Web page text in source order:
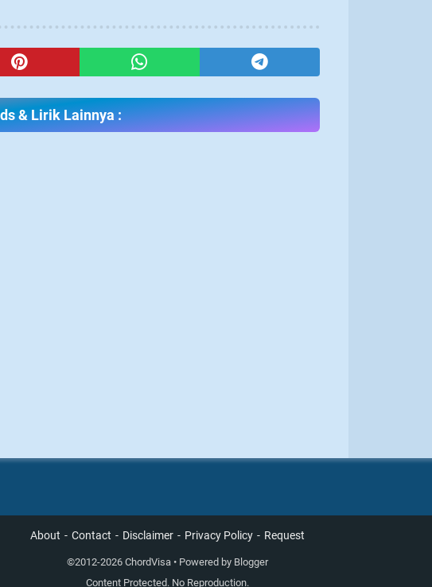
& Lirik Lainnya :
About Contact Disclaimer Privacy Policy Request
©2012-2026 ChordVisa • Powered by Blogger
Content Protected. No Reproduction.